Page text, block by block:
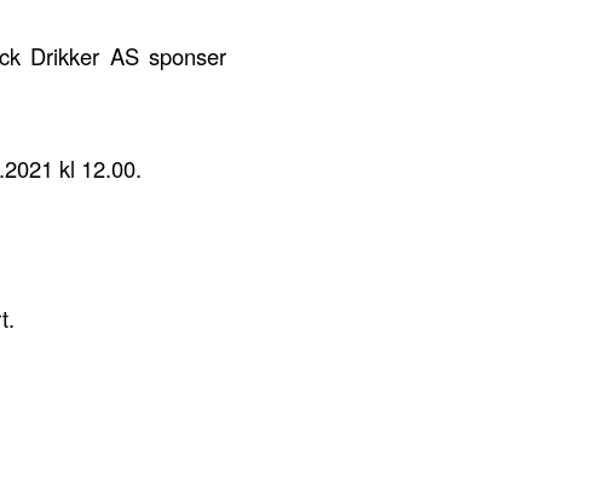
Drikker AS sponser
kl 12.00.